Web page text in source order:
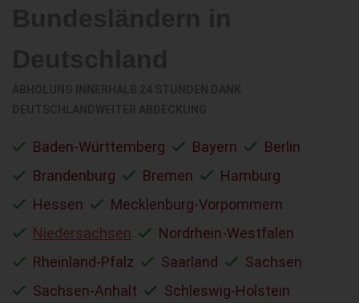
Baden-Württemberg Bayern
Berlin
Brandenburg
Bremen
Hamburg
Hessen
Mecklenburg-Vorpommern
Niedersachsen
Nordrhein-Westfalen
Rheinland-Pfalz
Saarland
Sachsen
Sachsen-Anhalt
Schleswig-Holstein